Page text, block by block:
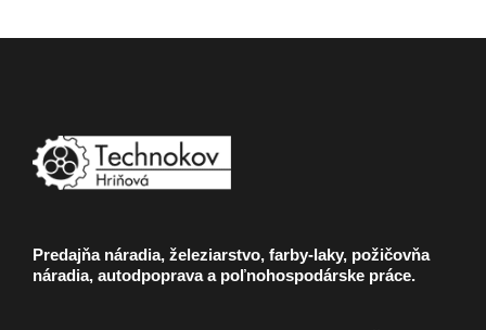
Predajňa náradia, železiarstvo, farby-laky, požičovňa
náradia, autodpoprava a poľnohospodárske práce.